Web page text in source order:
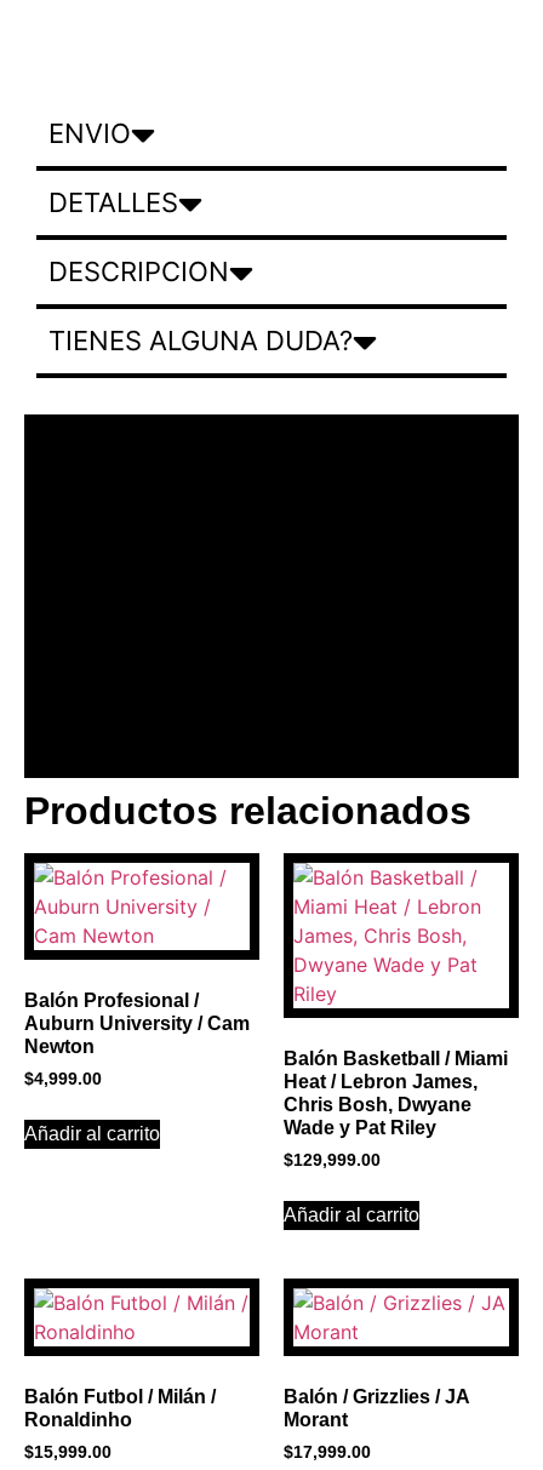
ENVIO
DETALLES
DESCRIPCION
TIENES ALGUNA DUDA?
BANNER CON
PROMOCIONES 1
Click Here
Productos relacionados
Balón Profesional /
Auburn University / Cam
Newton
$4,999.00
Añadir al carrito
Balón Basketball / Miami
Heat / Lebron James,
Chris Bosh, Dwyane
Wade y Pat Riley
$129,999.00
Añadir al carrito
Balón Futbol / Milán /
Ronaldinho
$15,999.00
Balón / Grizzlies / JA
Morant
$17,999.00